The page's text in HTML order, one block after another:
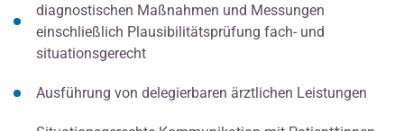
diagnostischen Maßnahmen und Messungen
einschließlich Plausibilitätsprüfung fach- und
situationsgerecht
Ausführung von delegierbaren ärztlichen Leistungen